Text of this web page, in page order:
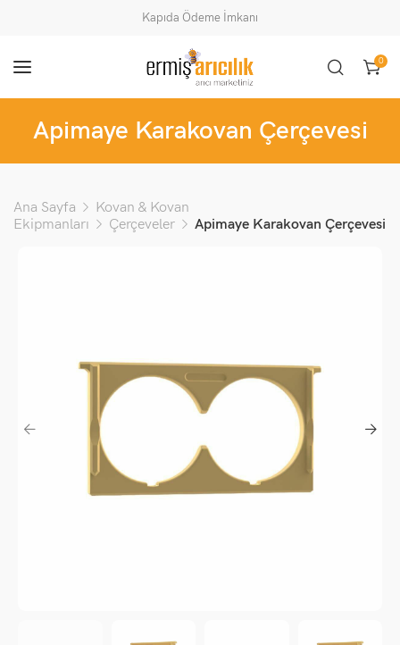
Kapıda Ödeme İmkanı
0
Apimaye Karakovan Çerçevesi
Ana Sayfa
Kovan & Kovan
Ekipmanları
Çerçeveler Apimaye Karakovan Çerçevesi